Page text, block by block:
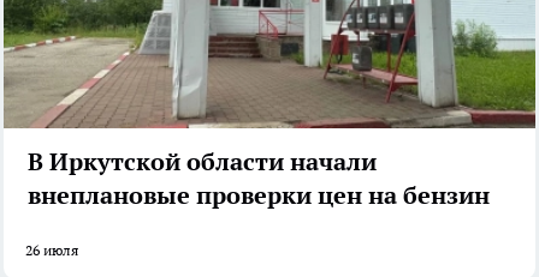
В Иркутской области начали
внеплановые проверки цен на бензин
26 июля